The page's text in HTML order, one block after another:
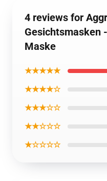
4 reviews for
Gesichtsmasken
Maske
★★★★★
★★★★☆
★★★☆☆
★★☆☆☆
★☆☆☆☆